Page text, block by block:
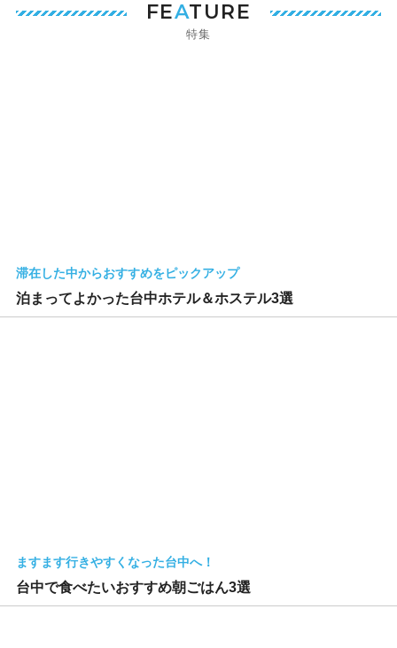
FEATURE
特集
滞在した中からおすすめをピックアップ
泊まってよかった台中ホテル＆ホステル3選
ますます行きやすくなった台中へ！
台中で食べたいおすすめ朝ごはん3選